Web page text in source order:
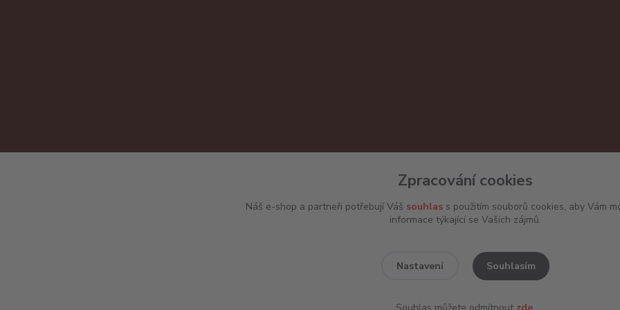
Zpracování cookies
Náš e-shop a partneři potřebují Váš souhlass použitím souborů cookies, aby Vám
informace týkající se Vašich zájmů.
Nastavení Souhlasím